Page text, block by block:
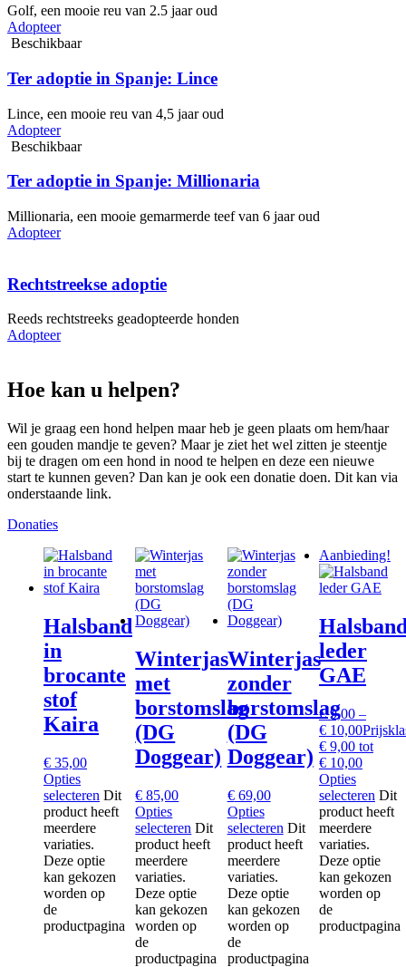
Golf, een mooie reu van 2.5 jaar oud
Adopteer
Beschikbaar
Ter adoptie in Spanje: Lince
Lince, een mooie reu van 4,5 jaar oud
Adopteer
Beschikbaar
Ter adoptie in Spanje: Millionaria
Millionaria, een mooie gemarmerde teef van 6 jaar oud
Adopteer
Rechtstreekse adoptie
Reeds rechtstreeks geadopteerde honden
Adopteer
Hoe kan u helpen?
Wil je graag een hond helpen maar heb je geen plaats om hem/haar
een gouden mandje te geven? Maar je ziet het wel zitten je steentje
bij te dragen om een hond in nood te helpen en deze een nieuwe
start te kunnen geven? Dan kan je ook een donatie doen. Dit kan via
onderstaande link.
Donaties
Halsband
in
brocante
stof
Kaira
€ 35,00
Opties
selecteren Dit
product heeft
meerdere
variaties.
Deze optie
kan gekozen
worden op
de
productpagina
Winterjas
met
borstomslag
(DG
Doggear)
€ 85,00
Opties
selecteren Dit
product heeft
meerdere
variaties.
Deze optie
kan gekozen
worden op
de
productpagina
Winterjas
zonder
borstomslag
(DG
Doggear)
€69,00
Opties
selecteren Dit
product heeft
meerdere
variaties.
Deze optie
kan gekozen
worden op
de
productpagina
Aanbieding!
leder
GAE
€9,00 –
€10,00
€ 9,00 tot
€ 10,00
Opties
selecteren Dit
product heeft
meerdere
variaties.
Deze optie
kan gekozen
worden op
de
productpagina